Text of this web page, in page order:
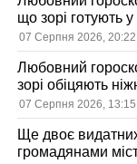
що зорі готують
07 Серпня 2026, 20:22
Любовний
зорі обіцяють
07 Серпня 2026, 13:15
Ще двоє
громадянами